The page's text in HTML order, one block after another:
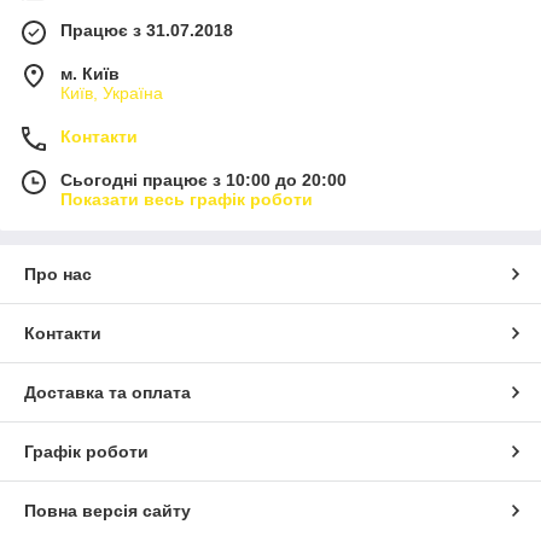
Працює з 31.07.2018
м. Київ
Київ, Україна
Контакти
Сьогодні працює з 10:00 до 20:00
Показати весь графік роботи
Про нас
Контакти
Доставка та оплата
Графік роботи
Повна версія сайту